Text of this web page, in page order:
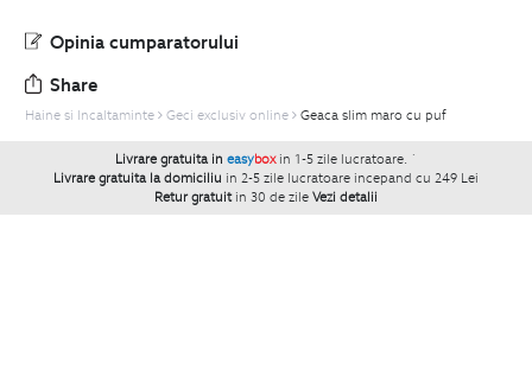
Opinia cumparatorului
Share
Haine si Incaltaminte Geci exclusiv online Geaca slim maro cu puf
Livrare gratuita in easybox in 1-5 zile lucratoare. `
Livrare gratuita la domiciliu in 2-5 zile lucratoare incepand cu 249 Lei
Retur gratuit in 30 de zile Vezi detalii